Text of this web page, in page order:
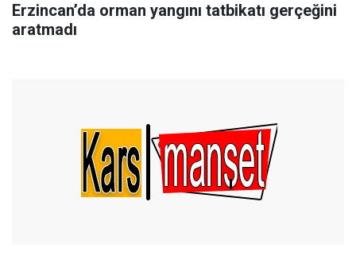
Erzincan’da orman yangını tatbikatı gerçeğini
aratmadı